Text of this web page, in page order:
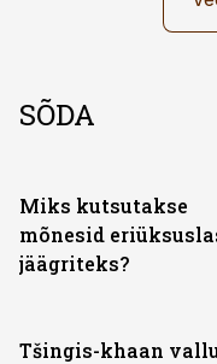
SÕDA
Miks kutsutakse
mõnesid
jäägriteks?
Tšingis-khaan